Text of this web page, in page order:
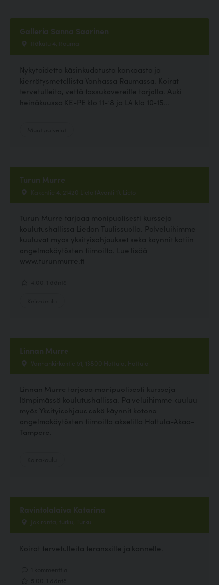
Galleria Sanna Saarinen
Itäkatu 4, Rauma
Nykytaidetta käsinkudotusta kankaasta ja
kierrätysmetallista Vanhassa Raumassa. Koirat
tervetulleita, vettä tassukavereille tarjolla. Auki
heinäkuussa KE-PE klo 11-18 ja LA klo 10-15...
Turun Murre
Kakontie 4, 21420 Lieto (Avanti 1), Lieto
Turun Murre tarjoaa monipuolisesti kursseja
koulutushallissa Liedon Tuulissuolla. Palveluihimme
kuuluvat myös yksityisohjaukset sekä käynnit kotiin
ongelmakäytösten tiimoilta. Lue lisää
www.turunmurre.fi
Linnan Murre
Vanhankirkontie 51, 13800 Hattula, Hattula
Linnan Murre tarjoaa monipuolisesti kursseja
lämpimässä koulutushallissa. Palveluihimme kuuluu
myös Yksityisohjaus sekä käynnit kotona
ongelmakäytösten tiimoilta akselilla Hattula-Akaa-
Tampere.
Ravintolalaiva Katarina
Jokiranta, turku, Turku
Koirat tervetulleita teranssille ja kannelle.